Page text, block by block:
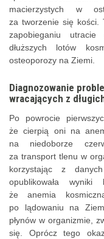
macierzystych w
za tworzenie się kości.
zapobieganiu
dłuższych lotów
osteoporozy na Ziemi.
Diagnozowanie
wracających z
Po powrocie
że cierpią oni na
na niedoborze
za transport tlenu w
korzystając z
opublikowała wyniki
że anemia
po lądowaniu na
płynów w organizmie,
się. Oprócz tego